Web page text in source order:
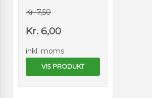
Kr. 7,50
Kr. 6,00
inkl. moms
VIS PRODUKT